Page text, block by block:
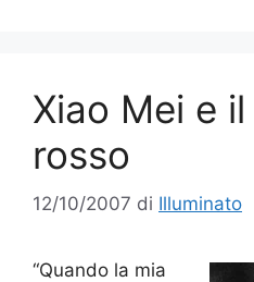
Xiao Mei e
rosso
12/10/2007 di Illuminato
“Quando la mia